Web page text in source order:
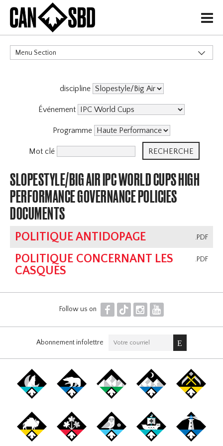
H
Menu Section
discipline
Événement
Programme
Mot clé
SLOPESTYLE/BIG AIR IPC WORLD CUPS HIGH
PERFORMANCE GOVERNANCE POLICIES
DOCUMENTS
.PDF
POLITIQUE ANTIDOPAGE
.PDF
POLITIQUE CONCERNANT LES
CASQUES
Follow us on F T I Y
Abonnement infolettre